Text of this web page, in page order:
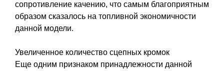
сопротивление качению, что самым благоприятным
образом сказалось на топливной экономичности
данной модели.
Увеличенное количество сцепных кромок
Еще одним признаком принадлежности данной